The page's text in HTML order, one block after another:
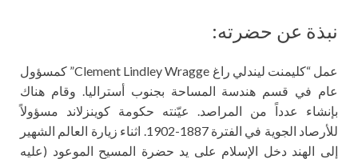
نبذة عن حضرته:
عمل
“كليمنت ليندلي راغ Clement Lindley Wragge” كمسؤول
عام في قسم هندسة المساحة بجنوب أستراليا. وقام هناك
بإنشاء عدداً من المراصد. عيّنته حكومة كوينزلاند مسؤولاً
للأرصاد الجوية في الفترة 1887-1902. اثناء زيارة العالم الشهير
إلى الهند دخل الإسلام على يد حضرة المسيح الموعود (عليه